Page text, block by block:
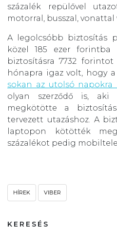
százalék repülővel
motorral, busszal, vonattal
A legolcsóbb biztosítás
közel 185 ezer forintba
biztosításra 7732
hónapra igaz volt, hogy
sokan az utolsó napokra
olyan szerződő is, aki
megkötötte a
tervezett utazáshoz. A
laptopon kötötték
százalékot pedig
HÍREK VIBER
KERESÉS